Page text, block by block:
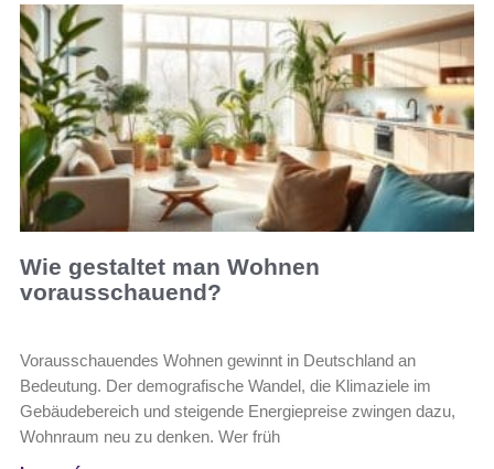
Wie gestaltet man Wohnen
vorausschauend?
Vorausschauendes Wohnen gewinnt in Deutschland an
Bedeutung. Der demografische Wandel, die Klimaziele im
Gebäude­bereich und steigende Energiepreise zwingen dazu,
Wohnraum neu zu denken. Wer früh